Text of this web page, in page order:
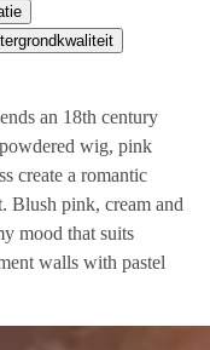
an 18th century
wig, pink
create a romantic
Blush pink, cream and
mood that suits
walls with pastel